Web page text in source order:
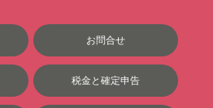
お問合せ
税金と確定申告